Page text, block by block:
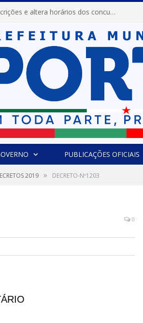
Prefeitura de Portel prorroga inscrições e altera horários dos concursos “Musa” e “Miss Mix Verão 2026”
PUBLICAÇÕES OFICIAIS
2019 » DECRETO-Nº1203
0